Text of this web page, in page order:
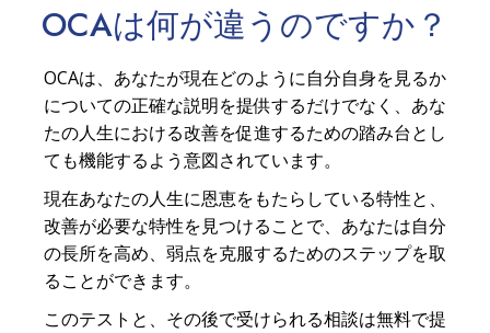
OCAは何が違う のですか？
OCAは、あなたが現在どのように自分自身を見るか
についての正確な説明を提供するだけでなく、あな
たの人生における改善を促進するための踏み台とし
ても機能するよう意図されています。
現在あなたの人生に恩恵をもたらしている特性と、
改善が必要な特性を見つけることで、あなたは自分
の長所を高め、弱点を克服するためのステップを取
ることができます。
このテストと、その後で受けられる相談は無料で提